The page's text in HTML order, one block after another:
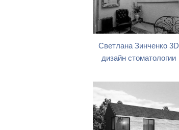
Светлана Зинченко 3D
дизайн стоматологии